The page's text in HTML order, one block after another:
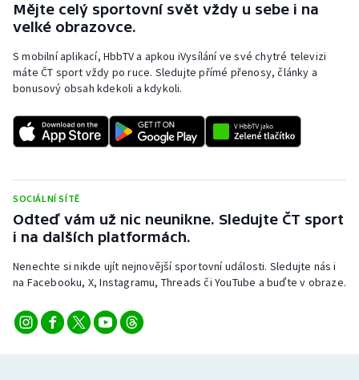
Rychlobruslení
Rychlostní kanoistika
Short track
Sportovní střelba
Triatlon
Vodní slalom
Volejbal
Mějte celý sportovní svět vždy u sebe i na
velké obrazovce.
S mobilní aplikací, HbbTV a apkou iVysílání ve své chytré televizi
máte ČT sport vždy po ruce. Sledujte přímé přenosy, články a
bonusový obsah kdekoli a kdykoli.
SOCIÁLNÍ SÍTĚ
Odteď vám už nic neunikne. Sledujte ČT sport
i na dalších platformách.
Nenechte si nikde ujít nejnovější sportovní události. Sledujte nás i
na Facebooku, X, Instagramu, Threads či YouTube a buďte v obraze.